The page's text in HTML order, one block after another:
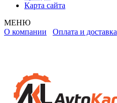
Карта сайта
МЕНЮ
О компании Оплата и доставка